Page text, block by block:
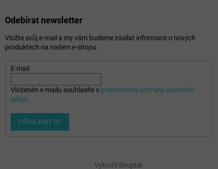
Odebírat newsletter
Vložte svůj e-mail a my vám budeme zasílat informace o nových
produktech na našem e-shopu.
E-mail
Vložením e-mailu souhlasíte s podmínkami ochrany osobních
údajů
PŘIHLÁSIT SE
Vytvořil Shoptet